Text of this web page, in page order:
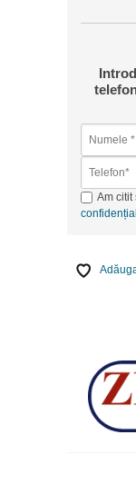
Am citit